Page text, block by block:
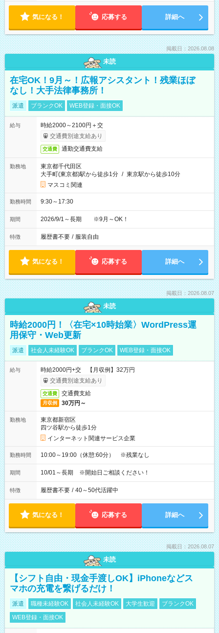
気になる！ 応募する 詳細へ
掲載日：2026.08.08
未読
在宅OK！9月～！広報アシスタント！残業ほぼ
なし！大手法律事務所！
派遣 ブランクOK WEB登録・面接OK
給与
時給2000～2100円＋交
交通費別途支給あり
交通費 通勤交通費支給
勤務地
東京都千代田区
大手町(東京都)駅から徒歩1分 / 東京駅から徒歩10分
マスコミ関連
勤務時間 9:30～17:30
期間 2026/9/1～長期 ※9月～OK！
特徴 履歴書不要 / 服装自由
気になる！ 応募する 詳細へ
掲載日：2026.08.07
未読
時給2000円！〈在宅×10時始業〉WordPress運
用保守・Web更新
派遣 社会人未経験OK ブランクOK WEB登録・面接OK
給与
時給2000円+交 【月収例】32万円
交通費別途支給あり
交通費 交通費支給
月収例 30万円～
勤務地
東京都新宿区
四ツ谷駅から徒歩1分
インターネット関連サービス企業
勤務時間 10:00～19:00（休憩:60分） ※残業なし
期間 10/01～長期 ※開始日ご相談ください！
特徴 履歴書不要 / 40～50代活躍中
気になる！ 応募する 詳細へ
掲載日：2026.08.07
未読
【シフト自由・現金手渡しOK】iPhoneなどス
マホの充電を繋げるだけ！
派遣 職種未経験OK 社会人未経験OK 大学生歓迎
ブランクOK
WEB登録・面接OK